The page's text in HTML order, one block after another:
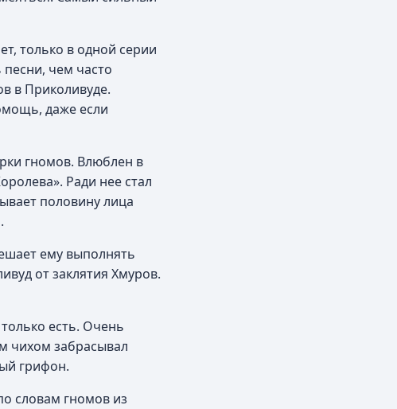
только в одной серии
песни, чем часто
в Приколивуде.
даже если
гномов. Влюблен в
Ради нее стал
половину лица
ему выполнять
от заклятия Хмуров.
есть. Очень
чихом забрасывал
грифон.
словам гномов из